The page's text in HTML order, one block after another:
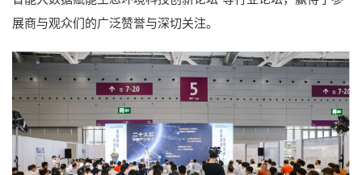
展商与观众们的广泛赞誉与深切关注。